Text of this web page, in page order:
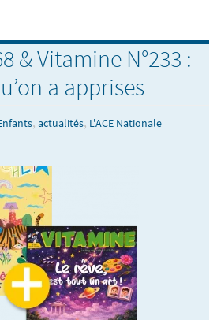
& Vitamine N°233 :
a apprises
, actualités, L'ACE Nationale